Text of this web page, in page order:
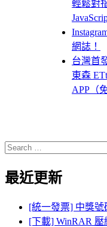
輕鬆對
網誌！
台灣首
東森
APP（
Search
for:
最近更新
[統一發票] 中獎號
[下載] WinRAR 壓